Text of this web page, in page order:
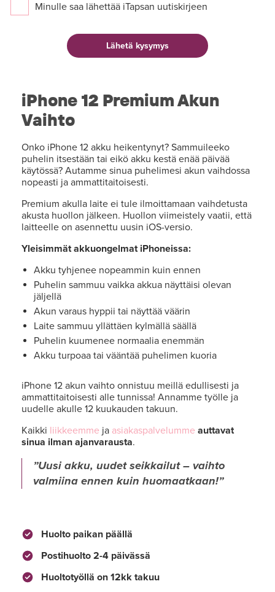
Minulle saa lähettää iTapsan uutiskirjeen
iPhone 12 Premium Akun
Vaihto
Onko iPhone 12 akku heikentynyt? Sammuileeko
puhelin itsestään tai eikö akku kestä enää päivää
käytössä? Autamme sinua puhelimesi akun vaihdossa
nopeasti ja ammattitaitoisesti.
Premium akulla laite ei tule ilmoittamaan vaihdetusta
akusta huollon jälkeen. Huollon viimeistely vaatii, että
laitteelle on asennettu uusin iOS-versio.
Yleisimmät akkuongelmat iPhoneissa:
Akku tyhjenee nopeammin kuin ennen
Puhelin sammuu vaikka akkua näyttäisi olevan
jäljellä
Akun varaus hyppii tai näyttää väärin
Laite sammuu yllättäen kylmällä säällä
Puhelin kuumenee normaalia enemmän
Akku turpoaa tai vääntää puhelimen kuoria
iPhone 12 akun vaihto onnistuu meillä edullisesti ja
ammattitaitoisesti alle tunnissa! Annamme työlle ja
uudelle akulle 12 kuukauden takuun.
Kaikki liikkeemme ja asiakaspalvelumme auttavat
sinua ilman ajanvarausta.
Uusi akku, uudet seikkailut – vaihto
valmiina ennen kuin huomaatkaan!
Huolto paikan päällä
Postihuolto 2-4 päivässä
Huoltotyöllä on 12kk takuu